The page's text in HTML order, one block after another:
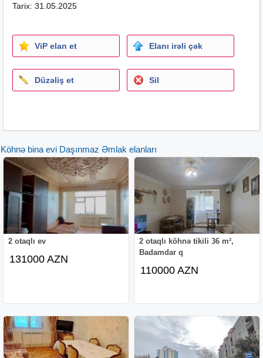
Qalacaq əşya: -
müştərilər narahat etməsin.
EVİN YERİNİ ÖYRƏNİB, HAQQIMIZA GİRƏNLƏRƏ
HALALLIQ VERMİRİK!
REAL ALICIYA ENDİRİM OLACAQ!
Siz çağrı atın, biz sizə zəng edəcik. Whatsapa cavab
Tarix: 31.05.2025
ViP elan et Elanı irəli çək
Düzəliş et Sil
Köhnə bina evi Daşınmaz Əmlak elanları
2 otaqlı ev
131000 AZN
2 otaqlı köhnə tikili 36 m²,
Badamdar q
110000 AZN